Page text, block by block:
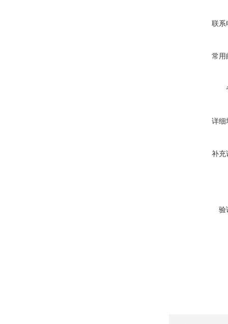
联系
常用
详细
补充
验